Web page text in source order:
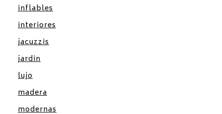
inflables
interiores
jacuzzis
jardin
lujo
madera
modernas